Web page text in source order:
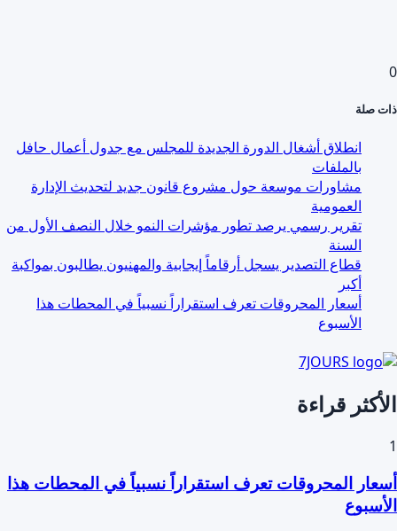
0
ذات صلة
انطلاق أشغال الدورة الجديدة للمجلس مع جدول أعمال حافل
بالملفات
مشاورات موسعة حول مشروع قانون جديد لتحديث الإدارة
العمومية
تقرير رسمي يرصد تطور مؤشرات النمو خلال النصف الأول من
السنة
قطاع التصدير يسجل أرقاماً إيجابية والمهنيون يطالبون بمواكبة
أكبر
أسعار المحروقات تعرف استقراراً نسبياً في المحطات هذا
الأسبوع
الأكثر قراءة
1
أسعار المحروقات تعرف استقراراً نسبياً في المحطات هذا
الأسبوع